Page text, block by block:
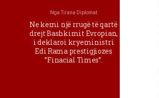
NgaTirana Diplomat
Ne kemi një rrugë të qartë
drejt Bashkimit Evropian,
i deklaroi kryeministri
Edi Rama prestigjiozes
”Finacial Times”.